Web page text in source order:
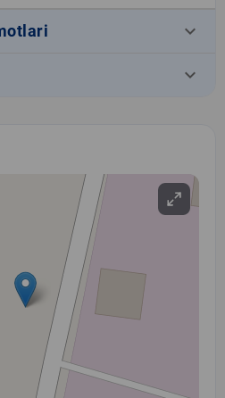
keyboard_arrow_down
keyboard_arrow_down